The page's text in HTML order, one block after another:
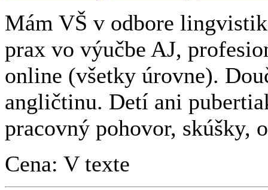
Mám VŠ v odbore
prax vo výučbe AJ,
online (všetky úrovne).
angličtinu. Detí ani
pracovný pohovor, skúšky,
Cena: V texte